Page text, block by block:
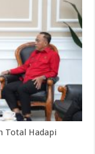
Total Hadapi